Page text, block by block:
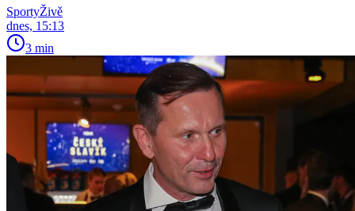
SportyŽivě
dnes, 15:13
3 min